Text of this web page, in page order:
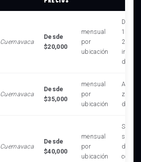
Cuernavaca
Desde
$20,000
mensual
por
ubicación
12.90
diarias
Cuernavaca
Desde
$35,000
mensual
por
ubicación
Alta
zonas
de
Cuernavaca
Desde
$40,000
mensual
por
ubicación
Spot
de 64